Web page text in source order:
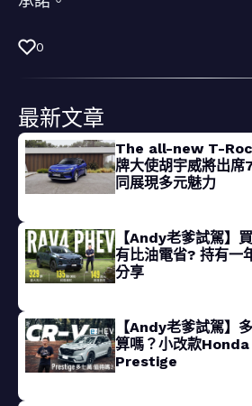
0
最新文章
The all-new T-Roc
牌大使胡宇威將出席
同展現多元魅力
【Andy老爹試駕】
有比油電省? 持有一
分享
【Andy老爹試駕】
算嗎？小改款
Prestige